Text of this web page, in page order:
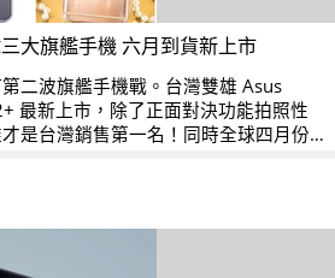
大旗艦手機 六月到貨新上市
二波旗艦手機戰。台灣雙雄 Asus
最新上市，除了正面對決功能拍照性
是台灣銷售第一名！同時全球四月份
S9+ 也到貨全新「晨漾金」新色，三